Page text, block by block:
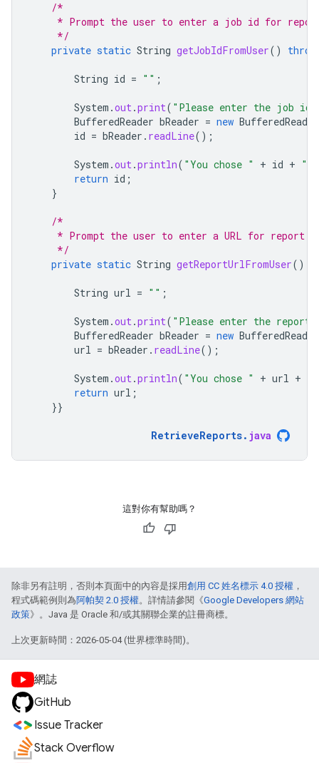
/*
* Prompt the user to enter a job id for
     */
private static String getJobIdFromUser()
String id = "" ;
System .out.print( "Please enter the job
BufferedReader bReader = new BufferedReader
id = bReader . readLine();
System .out.println( "You chose " + id + "
return id ;
}
/*
* Prompt the user to enter a URL for report
     */
private static String getReportUrlFromUser()
String url = "" ;
System .out.print( "Please enter the report
BufferedReader bReader = new BufferedReader
url = bReader . readLine();
System .out.println( "You chose " + url +
return url ;
}}
RetrieveReports. java
這對你有幫助嗎？
除非另有註明，否則本頁面中的內容是採用創用 CC 姓名標示 4.0 授權 ，
程式碼範例則為阿帕契 2.0 授權。詳情請參閱《Google Developers 網站
政策》。Java 是 Oracle 和/或其關聯企業的註冊商標。
上次更新時間：2026-05-04 (世界標準時間)。
網誌
GitHub
Issue Tracker
Stack Overflow